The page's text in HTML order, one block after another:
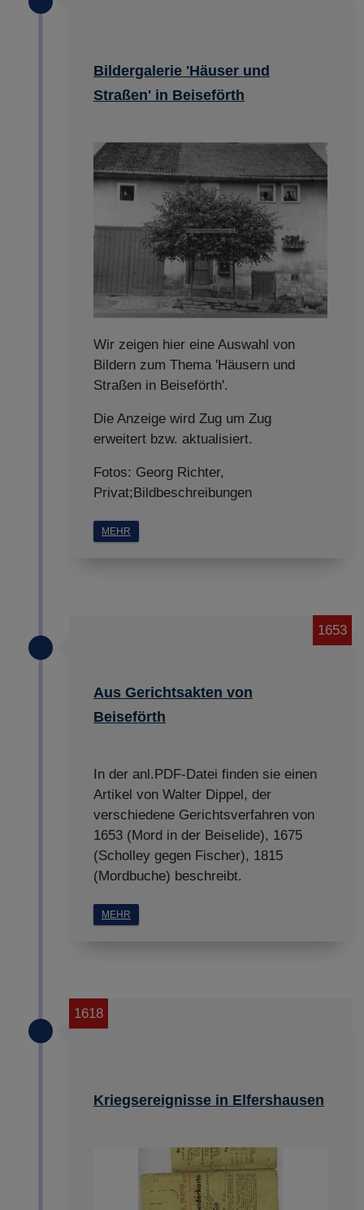
Bildergalerie 'Häuser und
Straßen' in Beiseförth
Wir zeigen hier eine Auswahl von
Bildern zum Thema 'Häusern und
Straßen in Beiseförth'.
Die Anzeige wird Zug um Zug
erweitert bzw. aktualisiert.
Fotos: Georg Richter,
Privat;Bildbeschreibungen
MEHR
Aus Gerichtsakten von
Beiseförth
1653
In der anl.PDF-Datei finden sie einen
Artikel von Walter Dippel, der
verschiedene Gerichtsverfahren von
1653 (Mord in der Beiselide), 1675
(Scholley gegen Fischer), 1815
(Mordbuche) beschreibt.
MEHR
Kriegsereignisse in Elfershausen
1618